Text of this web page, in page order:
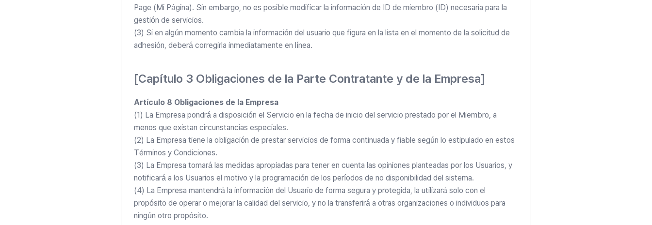
Page (Mi Página). Sin embargo, no es posible modificar la información de ID de miembro (ID) necesaria para la
gestión de servicios.
(3) Si en algún momento cambia la información del usuario que figura en la lista en el momento de la solicitud de
adhesión, deberá corregirla inmediatamente en línea.
[Capítulo 3 Obligaciones de la Parte Contratante y de la Empresa]
Artículo 8 Obligaciones de la Empresa
(1) La Empresa pondrá a disposición el Servicio en la fecha de inicio del servicio prestado por el Miembro, a
menos que existan circunstancias especiales.
(2) La Empresa tiene la obligación de prestar servicios de forma continuada y fiable según lo estipulado en estos
Términos y Condiciones.
(3) La Empresa tomará las medidas apropiadas para tener en cuenta las opiniones planteadas por los Usuarios, y
notificará a los Usuarios el motivo y la programación de los períodos de no disponibilidad del sistema.
(4) La Empresa mantendrá la información del Usuario de forma segura y protegida, la utilizará solo con el
propósito de operar o mejorar la calidad del servicio, y no la transferirá a otras organizaciones o individuos para
ningún otro propósito.